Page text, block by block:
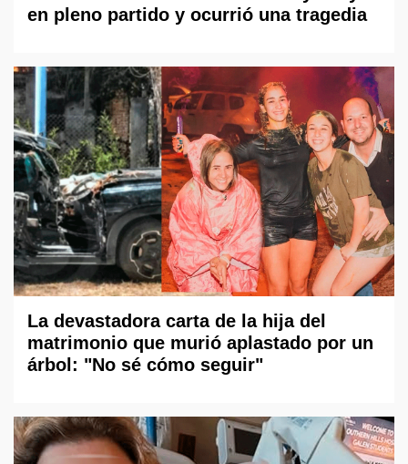
en pleno partido y ocurrió una tragedia
La devastadora carta de la hija del
matrimonio que murió aplastado por un
árbol: "No sé cómo seguir"